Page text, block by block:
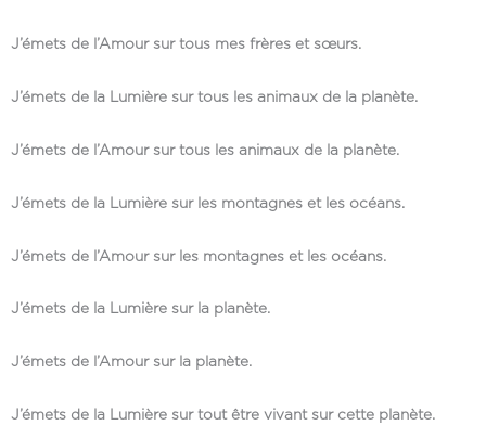
J’émets de l’Amour sur tous mes frères et sœurs.
J’émets de la Lumière sur tous les animaux de la planète.
J’émets de l’Amour sur tous les animaux de la planète.
J’émets de la Lumière sur les montagnes et les océans.
J’émets de l’Amour sur les montagnes et les océans.
J’émets de la Lumière sur la planète.
J’émets de l’Amour sur la planète.
J’émets de la Lumière sur tout être vivant sur cette planète.